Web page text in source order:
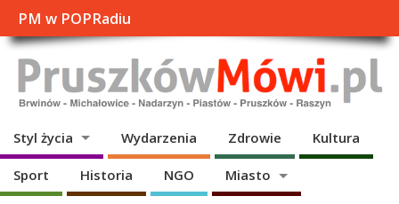
PM w POPRadiu
Styl życia Wydarzenia Zdrowie Kultura
Sport Historia NGO Miasto